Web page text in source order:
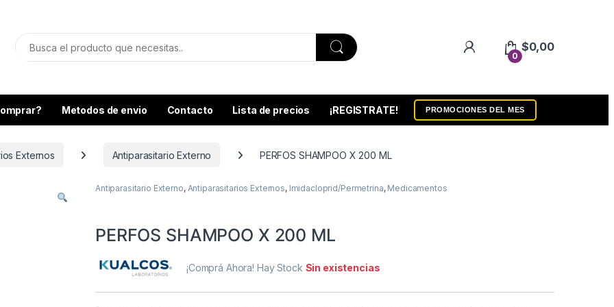
0
$0,00
Metodos de envio Contacto Lista de precios ¡REGISTRATE! PROMOCIONES DEL MES
Externos Antiparasitario Externo PERFOS SHAMPOO X 200 ML
Antiparasitario Externo, Antiparasitarios Externos, Imidacloprid/Permetrina, Medicamentos
PERFOS SHAMPOO X 200 ML
¡Comprá Ahora! Hay Stock Sin existencias